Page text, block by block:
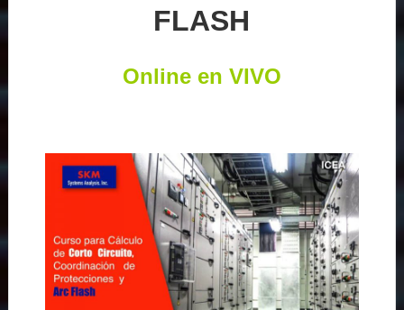
FLASH
Online en VIVO